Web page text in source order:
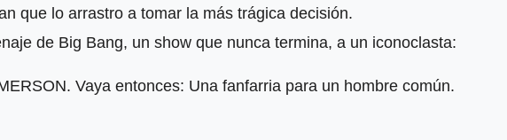
que lo arrastro a tomar la más trágica decisión.
de Big Bang, un show que nunca termina, a un iconoclasta:
Vaya entonces: Una fanfarria para un hombre común.